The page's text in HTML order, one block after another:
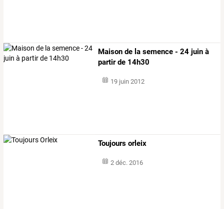
Maison de la semence - 24 juin à
partir de 14h30
19 juin 2012
Toujours orleix
2 déc. 2016